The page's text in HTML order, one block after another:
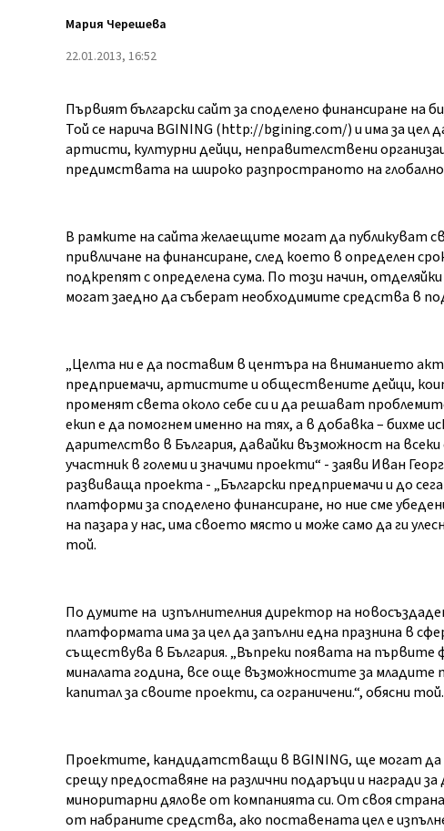
Мария Черешева
22.01.2013, 16:52
Първият български сайт за споделено финансиране на
Той се наричаBGINING (http://bgining.com/) и има за цел
артисти, културни дейци, неправителствени
предимствата на широко разпространото на
В рамките на сайта желаещите могат да публикуват
привличане на финансиране, след което в определен
подкрепят с определена сума. По този начин,
могат заедно да съберат необходимите средства в
„Целта ни е да поставим в центъра на вниманието
предприемачи, артистите и обществените дейци,
променят света около себе си и да решават
екип е да помогнем именно на тях, а в добавка – бихме
дарителство в България, давайки възможност на
участник в големи и значими проекти“ - заяви Иван
развиваща проекта - „Български предприемачи и до
платформи за споделено финансиране, но ние сме
на пазара у нас, има своето място и може само да ги
той.
По думите на изпълнителния директор на
платформата има за цел да запълни една празнина в
съществува в България. „Въпреки появата на
миналата година, все още възможностите за младите
капитал за своите проекти, са ограничени.“, обясни той.
Проектите, кандидатстващи в BGINING, ще могат да
срещу предоставяне на различни подаръци и награди
миноритарни дялове от компанията си. От своя
от набраните средства, ако поставената цел е